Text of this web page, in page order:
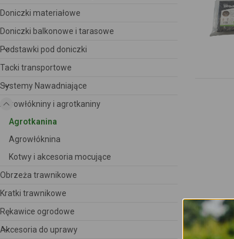
Doniczki materiałowe
Doniczki balkonowe i tarasowe
Podstawki pod doniczki
Tacki transportowe
Systemy Nawadniające
Agrowłókniny i agrotkaniny
Agrotkanina
Agrowłóknina
Kotwy i akcesoria mocujące
Obrzeża trawnikowe
Kratki trawnikowe
Rękawice ogrodowe
Akcesoria do uprawy